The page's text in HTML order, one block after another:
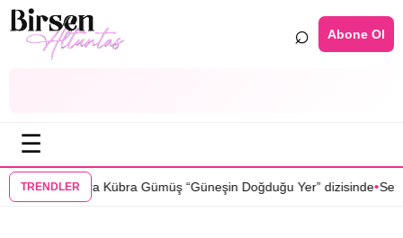
⌕ Abone Ol
☰
TRENDLER
“Güneşin Doğduğu Yer” dizisinde•Selin Türkmen “Karma”